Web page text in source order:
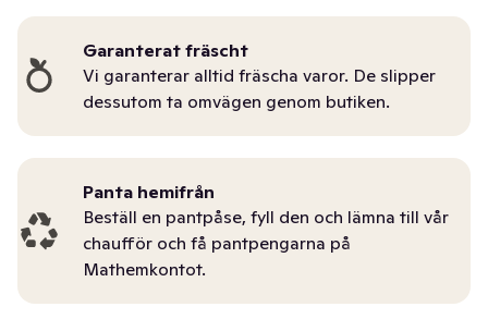
Garanterat fräscht
Vi garanterar alltid fräscha varor. De slipper
dessutom ta omvägen genom butiken.
Panta hemifrån
Beställ en pantpåse, fyll den och lämna till vår
chaufför och få pantpengarna på
Mathemkontot.